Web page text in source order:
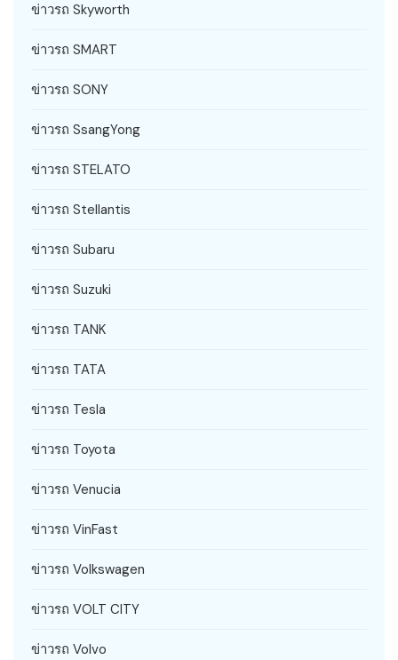
ข่าวรถ Skyworth
ข่าวรถ SMART
ข่าวรถ SONY
ข่าวรถ SsangYong
ข่าวรถ STELATO
ข่าวรถ Stellantis
ข่าวรถ Subaru
ข่าวรถ Suzuki
ข่าวรถ TANK
ข่าวรถ TATA
ข่าวรถ Tesla
ข่าวรถ Toyota
ข่าวรถ Venucia
ข่าวรถ VinFast
ข่าวรถ Volkswagen
ข่าวรถ VOLT CITY
ข่าวรถ Volvo